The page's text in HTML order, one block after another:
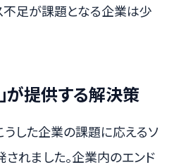
不足が課題となる企業は少
が提供する解決策
うした企業の課題に応えるソ
されました。企業内のエンド